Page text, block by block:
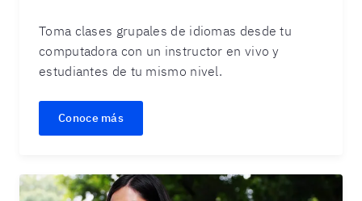
Toma clases grupales de idiomas desde tu
computadora con un instructor en vivo y
estudiantes de tu mismo nivel.
Conoce más